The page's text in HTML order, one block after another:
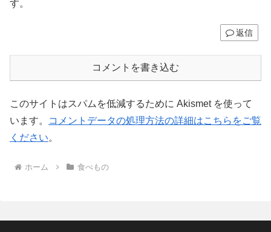
す。
返信
コメントを書き込む
このサイトはスパムを低減するために Akismet を使って
います。
コメントデータの処理方法の詳細はこちらをご覧
ください。
ホーム 食べもの